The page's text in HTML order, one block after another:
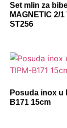
Set mlin za
MAGNETIC 2/1
ST256
Posuda inox u
B171 15cm